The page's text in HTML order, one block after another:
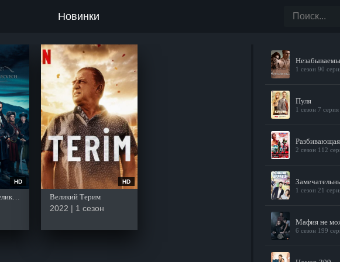
Новинки
HD
Пробуждение: Великие Сельджуки
HD
Великий Терим
2022 | 1 сезон
1 сезон 90
Пуля
1 сезон 7 серия
2 сезон 112
1 сезон 21
Мафия не
6 сезон 199